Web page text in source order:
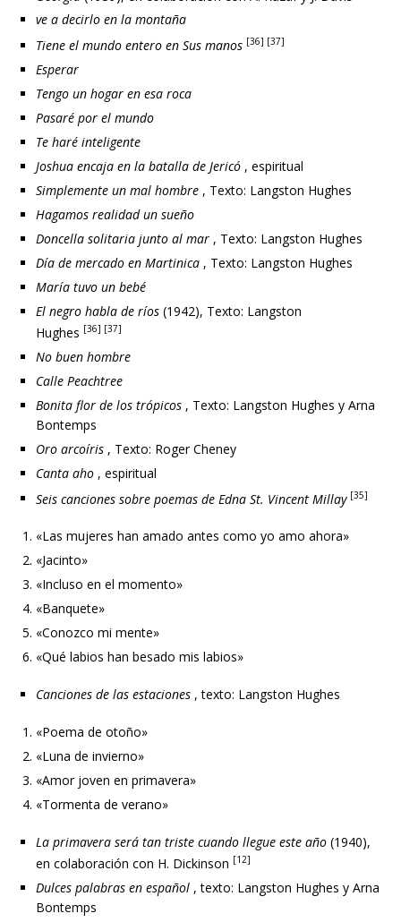
ve a decirlo en la montaña
Tiene el mundo entero en Sus manos [36] [37]
Esperar
Tengo un hogar en esa roca
Pasaré por el mundo
Te haré inteligente
Joshua encaja en la batalla de Jericó , espiritual
Simplemente un mal hombre , Texto: Langston Hughes
Hagamos realidad un sueño
Doncella solitaria junto al mar , Texto: Langston Hughes
Día de mercado en Martinica , Texto: Langston Hughes
María tuvo un bebé
El negro habla de ríos (1942), Texto: Langston
Hughes [36] [37]
No buen hombre
Calle Peachtree
Bonita flor de los trópicos , Texto: Langston Hughes y Arna
Bontemps
Oro arcoíris , Texto: Roger Cheney
Canta aho , espiritual
Seis canciones sobre poemas de Edna St. Vincent Millay [35]
«Las mujeres han amado antes como yo amo ahora»
«Jacinto»
«Incluso en el momento»
«Banquete»
«Conozco mi mente»
«Qué labios han besado mis labios»
Canciones de las estaciones , texto: Langston Hughes
«Poema de otoño»
«Luna de invierno»
«Amor joven en primavera»
«Tormenta de verano»
La primavera será tan triste cuando llegue este año (1940),
en colaboración con H. Dickinson [12]
Dulces palabras en español , texto: Langston Hughes y Arna
Bontemps